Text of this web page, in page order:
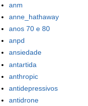
anm
anne_hathaway
anos 70 e 80
anpd
ansiedade
antartida
anthropic
antidepressivos
antidrone